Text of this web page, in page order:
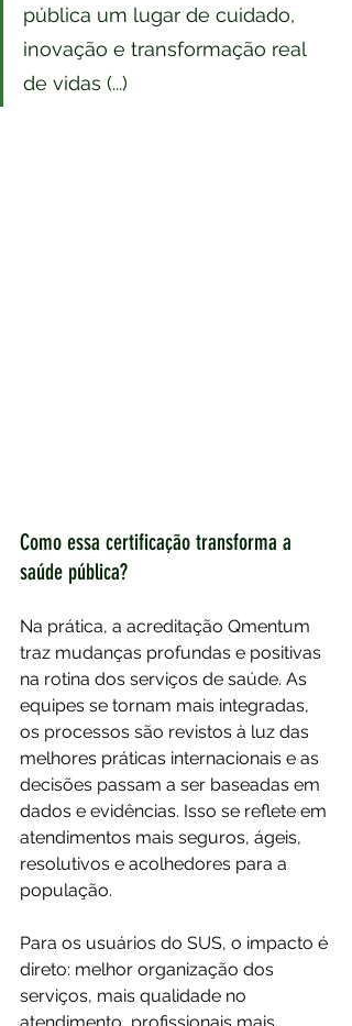
pública um lugar de cuidado,
inovação e transformação real
de vidas (...)
Como essa certificação transforma a
saúde pública?
Na prática, a acreditação Qmentum
traz mudanças profundas e positivas
na rotina dos serviços de saúde. As
equipes se tornam mais integradas,
os processos são revistos à luz das
melhores práticas internacionais e as
decisões passam a ser baseadas em
dados e evidências. Isso se reflete em
atendimentos mais seguros, ágeis,
resolutivos e acolhedores para a
população.
Para os usuários do SUS, o impacto é
direto: melhor organização dos
serviços, mais qualidade no
atendimento, profissionais mais